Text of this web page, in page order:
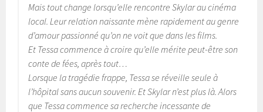
Mais tout change lorsqu’elle rencontre Skylar au cinéma
local. Leur relation naissante mène rapidement au genre
d’amour passionné qu’on ne voit que dans les films.
Et Tessa commence à croire qu’elle mérite peut-être son
conte de fées, après tout…
Lorsque la tragédie frappe, Tessa se réveille seule à
l’hôpital sans aucun souvenir. Et Skylar n’est plus là. Alors
que Tessa commence sa recherche incessante de